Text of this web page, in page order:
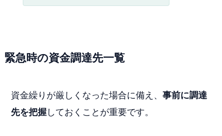
緊急時の資金調達先一覧
資金繰りが厳しくなった場合に備え、事前に調達
先を把握 しておくことが重要です。